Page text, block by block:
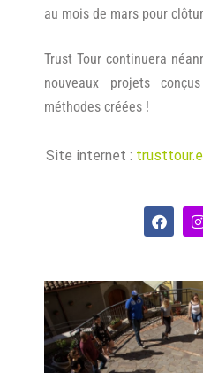
au mois de mars pour
Trust Tour continuera
nouveaux projets
méthodes créées !
Site internet :